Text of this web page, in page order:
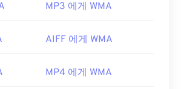
MP3 에게 WMA
AIFF 에게 WMA
MP4 에게 WMA